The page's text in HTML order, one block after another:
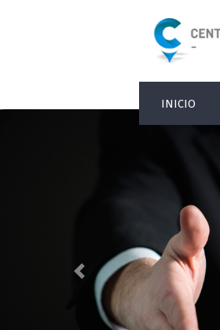
INICIO
Previous